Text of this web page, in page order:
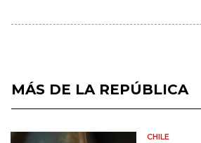
MÁS DE LA REPÚBLICA
CHILE